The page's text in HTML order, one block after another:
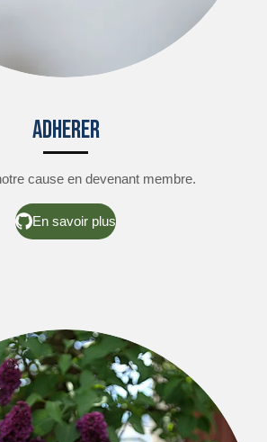
ADHERER
cause en devenant membre.
En savoir plus